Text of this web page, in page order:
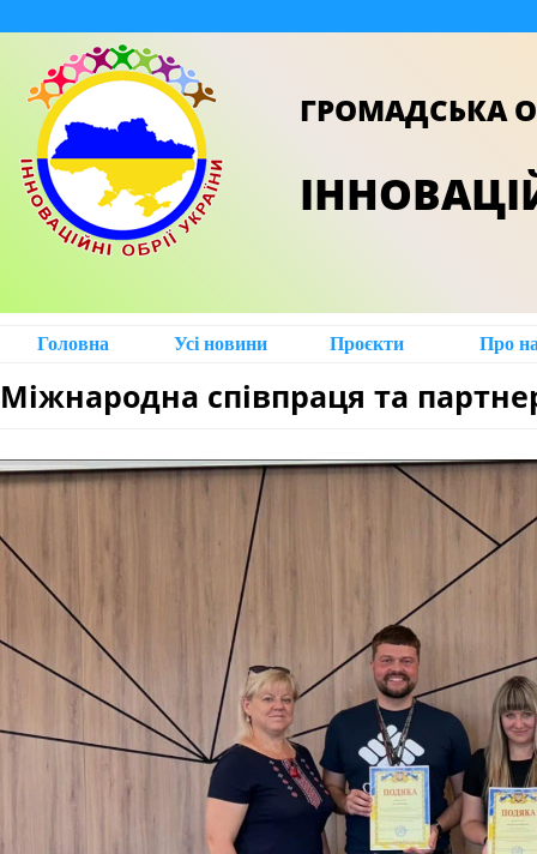
ГРОМАДСЬКА
Головна Усі новини Проєкти Про
Міжнародна співпраця та